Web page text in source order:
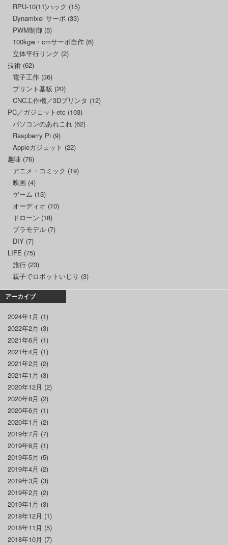
RPU-10(11)ハック (15)
Dynamixel サーボ (33)
PWM制御 (5)
100kgw・cmサーボ自作 (6)
立体平行リンク (2)
技術 (62)
電子工作 (36)
プリント基板 (20)
CNC工作機／3Dプリンタ (12)
PC／ガジェットetc (103)
パソコンのあれこれ (62)
Raspberry Pi (9)
Appleガジェット (22)
趣味 (76)
アニメ・コミック (19)
映画 (4)
ゲーム (13)
オーディオ (10)
ドローン (18)
プラモデル (7)
DIY (7)
LIFE (75)
旅行 (23)
親子でロボットいじり (3)
アーカイブ
2024年1月 (1)
2022年2月 (3)
2021年6月 (1)
2021年4月 (1)
2021年2月 (2)
2021年1月 (3)
2020年12月 (2)
2020年8月 (2)
2020年6月 (1)
2020年1月 (2)
2019年7月 (7)
2019年6月 (1)
2019年5月 (5)
2019年4月 (2)
2019年3月 (3)
2019年2月 (2)
2019年1月 (3)
2018年12月 (1)
2018年11月 (5)
2018年10月 (7)